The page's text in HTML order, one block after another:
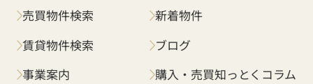
売買物件検索
賃貸物件検索
事業案内
新着物件
ブログ
購入・売買知っとくコラム